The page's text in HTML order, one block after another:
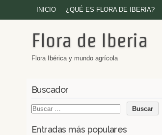
INICIO ¿QUÉ ES FLORA DE IBERIA?
Flora de Iberia
Flora Ibérica y mundo agrícola
Buscador
Entradas más populares